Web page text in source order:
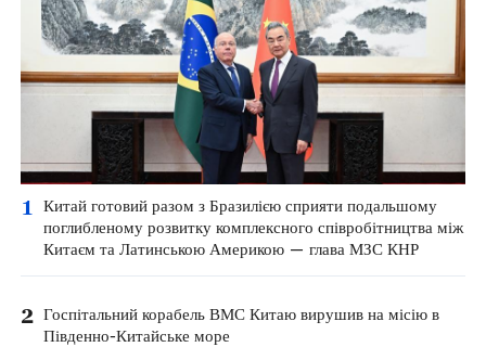
1
Китай готовий разом з Бразилією сприяти подальшому
поглибленому розвитку комплексного співробітництва між
Китаєм та Латинською Америкою — глава МЗС КНР
2 Госпітальний корабель ВМС Китаю вирушив на місію в
Південно-Китайське море